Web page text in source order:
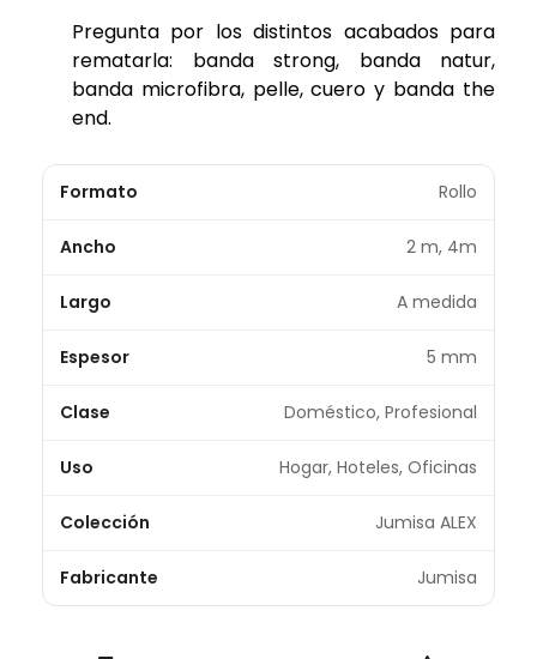
Pregunta por los distintos acabados para
rematarla: banda strong, banda natur,
banda microfibra, pelle, cuero y banda the
end.
Formato Rollo
Ancho 2 m, 4m
Largo A medida
Espesor 5 mm
Clase Doméstico, Profesional
Uso Hogar, Hoteles, Oficinas
Colección Jumisa ALEX
Fabricante Jumisa